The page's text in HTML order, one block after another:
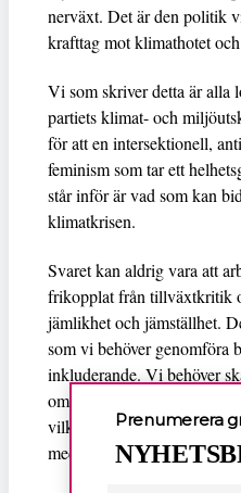
nerväxt. Det är den politik
krafttag mot klimathotet
Vi som skriver detta är alla
partiets klimat- och
för att en intersektionell,
feminism som tar ett
står inför är vad som kan
klimatkrisen.
Svaret kan aldrig vara att
frikopplat från tillväxtkritik
jämlikhet och jämställhet.
som vi behöver genomföra
inkluderande. Vi behöver
omställning och ett annat
vilket samhälle vi vill ha.
med och berätta!
Prenumerera